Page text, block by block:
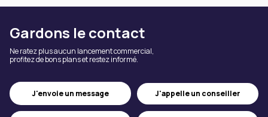
Gardons le contact
Ne ratez plus aucun lancement commercial,
profitez de bons plans et restez informé.
J'envoie un message J'appelle un conseiller